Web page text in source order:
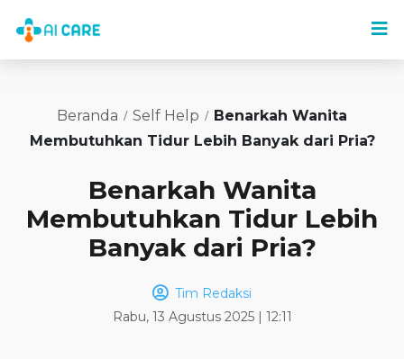
Beranda Self Help
Benarkah Wanita
Membutuhkan Tidur Lebih Banyak dari Pria?
Benarkah Wanita
Membutuhkan Tidur Lebih
Banyak dari Pria?
Tim Redaksi
Rabu, 13 Agustus 2025 | 12:11